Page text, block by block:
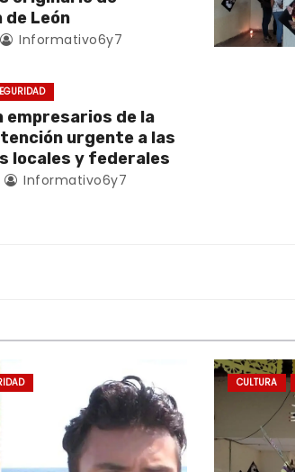
de León
Informativo6y7
empresarios de la
urgente a las
locales y federales
Informativo6y7
CULTURA